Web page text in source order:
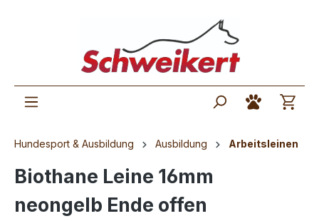
Hundesport & Ausbildung Ausbildung Arbeitsleinen
Biothane Leine 16mm
neongelb Ende offen